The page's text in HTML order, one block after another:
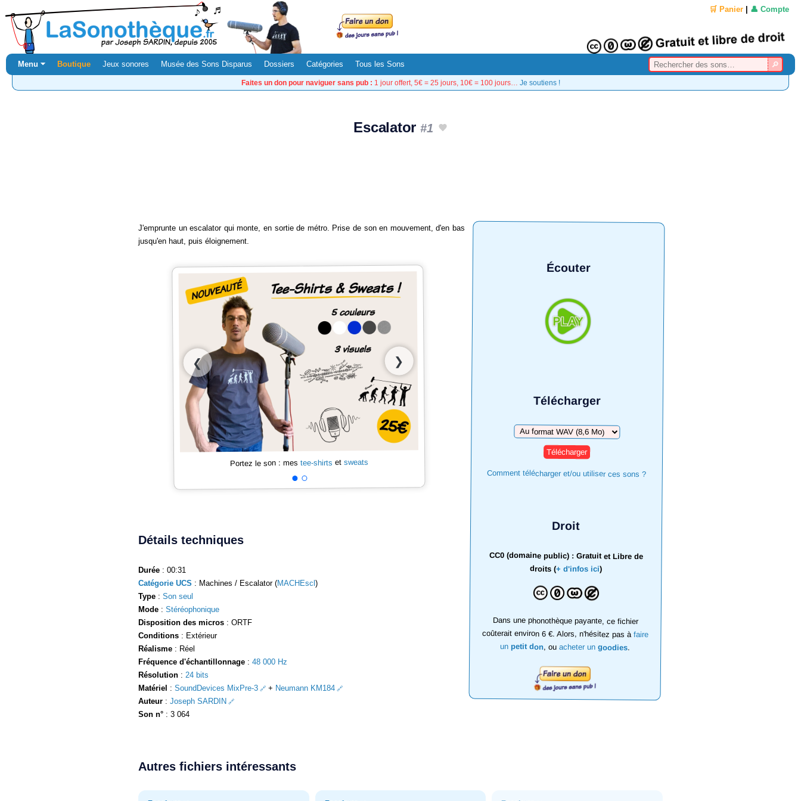
🛒 Panier 👤 Compte
Menu ⏷ Boutique Jeux sonores Musée des Sons Disparus Dossiers Catégories Tous les Sons
Faites un don pour naviguer sans pub : 1 jour offert, 5€ = 25 jours, 10€ = 100 jours… Je soutiens !
Escalator#1
Écouter
Télécharger
Télécharger
Comment télécharger et/ou utiliser ces sons ?
Droit
CC0 (domaine public) : Gratuit et Libre de
droits (+ d'infos ici)
Dans une phonothèque payante, ce fichier
coûterait environ 6 €. Alors, n'hésitez pas àfaire
un petit don, ouacheter ungoodies.
J'emprunte un escalator qui monte, en sortie de métro. Prise de son en mouvement, d'en bas
jusqu'en haut, puis éloignement.
❮ ❯
Portez le son : mestee-shirts etsweats
Détails techniques
Durée : 00:31
Catégorie UCS : Machines / Escalator (MACHEscl)
Type : Son seul
Mode : Stéréophonique
Disposition des micros : ORTF
Conditions : Extérieur
Réalisme : Réel
Fréquence d'échantillonnage : 48 000 Hz
Résolution : 24 bits
Matériel : SoundDevices MixPre-3 + Neumann KM184
Auteur : Joseph SARDIN
Son n° : 3 064
Autres fichiers intéressants